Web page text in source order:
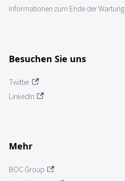
Informationen zum Ende der Wartung
Besuchen Sie uns
Twitter
LinkedIn
Mehr
BOC Group